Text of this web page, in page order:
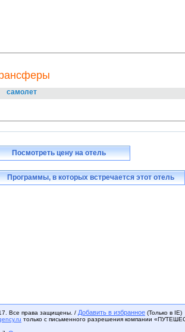
самолет
Посмотреть цену на отель
Программы, в которых встречается этот отель
Все права защищены. / Добавить в избранное (Только в IE)
только с письменного разрешения компании